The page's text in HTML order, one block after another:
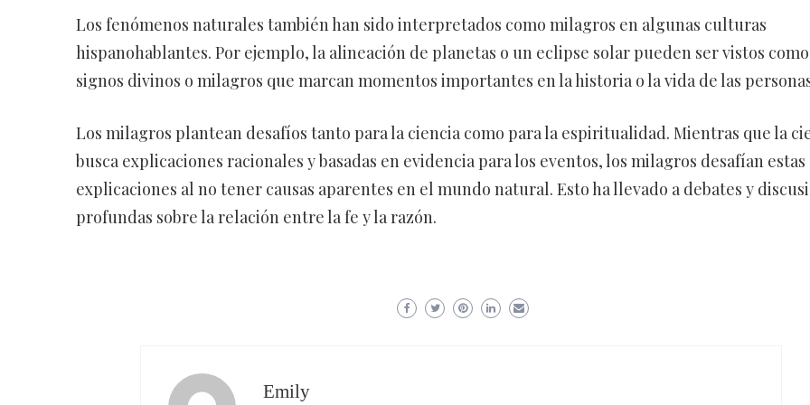
Los fenómenos naturales también han sido interpretados como milagros en algunas culturas
hispanohablantes. Por ejemplo, la alineación de planetas o un eclipse solar pueden ser vistos como
signos divinos o milagros que marcan momentos importantes en la historia o la vida de las
Los milagros plantean desafíos tanto para la ciencia como para la espiritualidad. Mientras que la
busca explicaciones racionales y basadas en evidencia para los eventos, los milagros desafían estas
explicaciones al no tener causas aparentes en el mundo natural. Esto ha llevado a debates y
profundas sobre la relación entre la fe y la razón.
Emily